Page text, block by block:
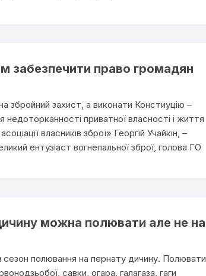
забезпечити право громадян
збройний захист, а виконати Констиуцію –
приватної власності і життя
власників зброї» Георгій Учайкін, –
ентузіаст вогнепальної зброї, голова ГО
можна полювати але не на
полювання на пернату дичину. Полювати
савки, огара, галагаза, гаги